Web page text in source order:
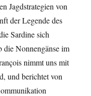
Jagdstrategien von
der Legende des
Sardine sich
die Nonnengänse im
nimmt uns mit
und berichtet von